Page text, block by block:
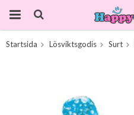
Startsida Lösviktsgodis Surt